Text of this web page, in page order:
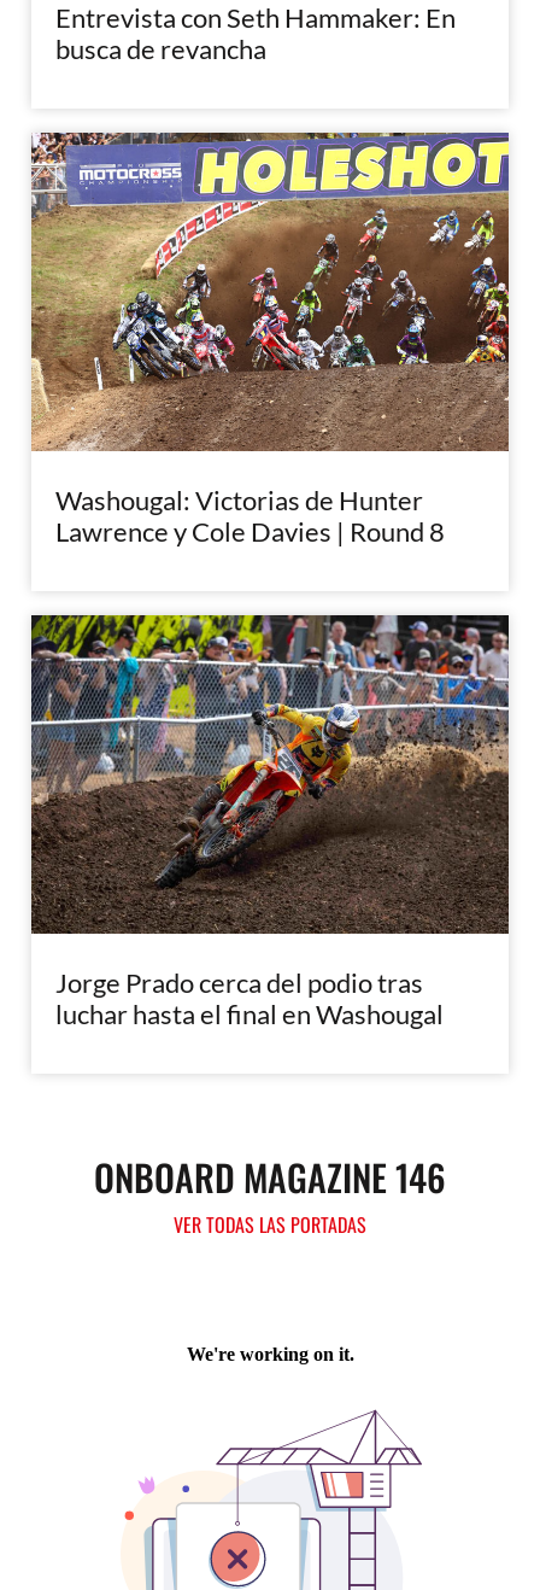
Entrevista con Seth Hammaker: En
busca de revancha
Washougal: Victorias de Hunter
Lawrence y Cole Davies | Round 8
Jorge Prado cerca del podio tras
luchar hasta el final en Washougal
ONBOARD MAGAZINE 146
VER TODAS LAS PORTADAS